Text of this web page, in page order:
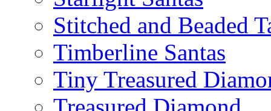
Stitched and Beaded
Timberline Santas
Tiny Treasured